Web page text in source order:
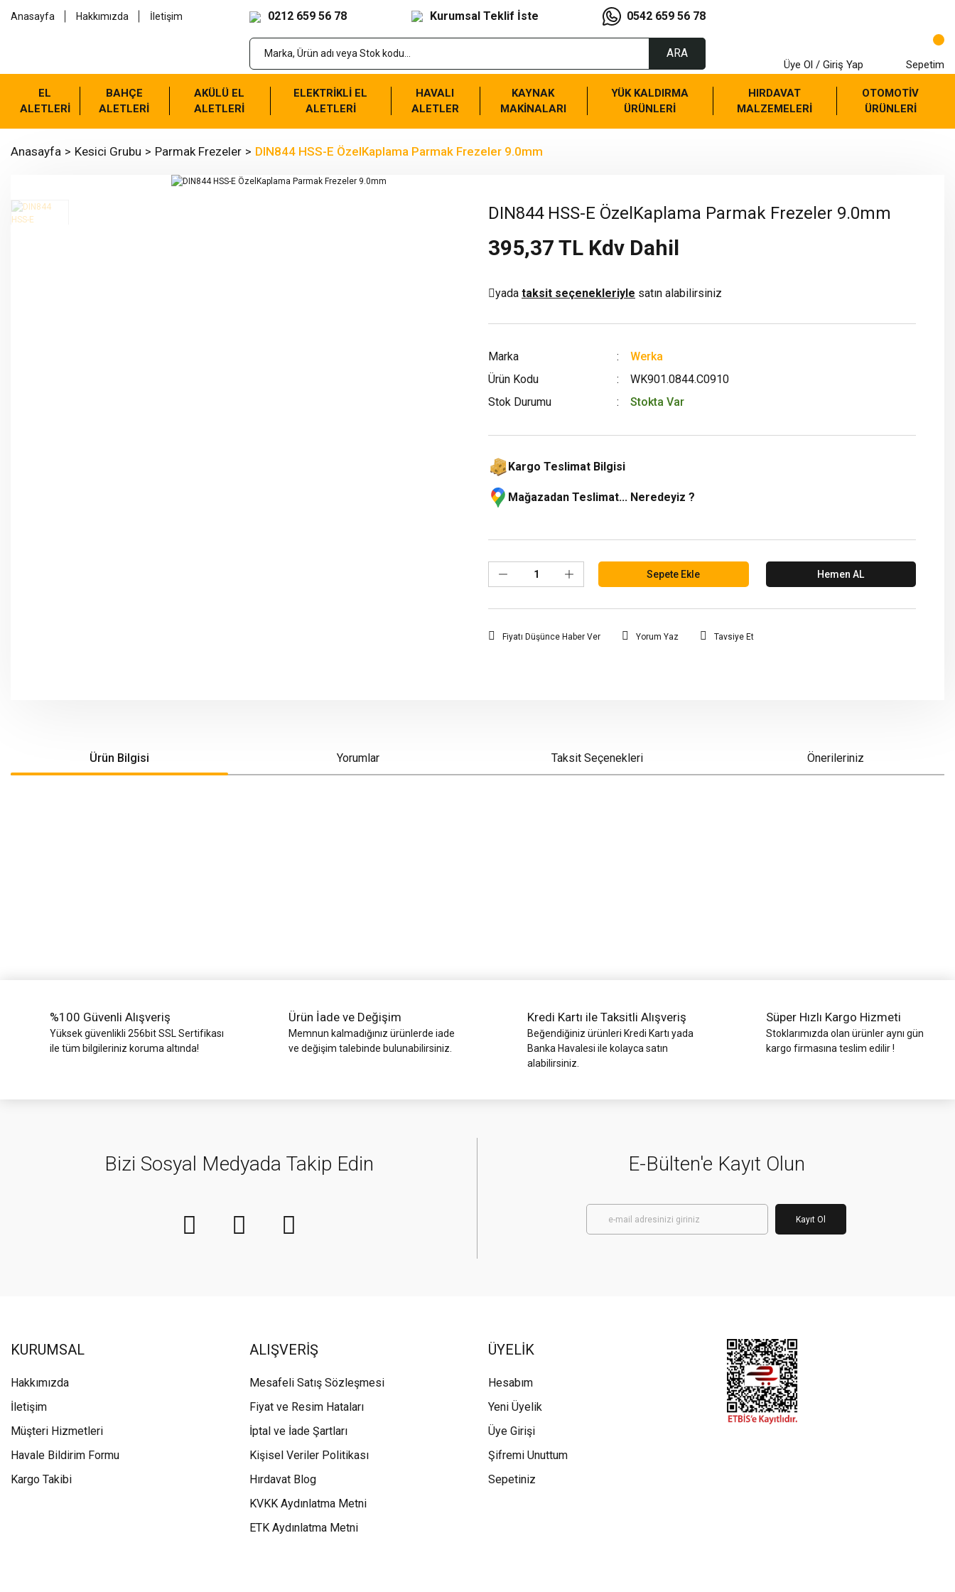
Anasayfa Hakkımızda İletişim 0212 659 56 78 Kurumsal Teklif İste 0542 659 56 78
ARA
Üye Ol / Giriş Yap Sepetim
EL
ALETLERİ
BAHÇE
ALETLERİ
AKÜLÜ EL
ALETLERİ
ELEKTRİKLİ EL
ALETLERİ
HAVALI
ALETLER
KAYNAK
MAKİNALARI
YÜK KALDIRMA
ÜRÜNLERİ
HIRDAVAT
MALZEMELERİ
OTOMOTİV
ÜRÜNLERİ
Anasayfa Kesici Grubu Parmak Frezeler DIN844 HSS-E ÖzelKaplama Parmak Frezeler 9.0mm
DIN844 HSS-E ÖzelKaplama Parmak Frezeler 9.0mm
395,37 TL Kdv Dahil
yada taksit seçenekleriyle satın alabilirsiniz
Marka
Werka
Ürün Kodu
WK901.0844.C0910
Stok Durumu
Stokta Var
Kargo Teslimat Bilgisi
Mağazadan Teslimat... Neredeyiz ?
Sepete Ekle Hemen AL
Fiyatı Düşünce Haber Ver Yorum Yaz Tavsiye Et
Ürün Bilgisi Yorumlar Taksit Seçenekleri Önerileriniz
%100 Güvenli Alışveriş
Yüksek güvenlikli 256bit SSL Sertifikası
ile tüm bilgileriniz koruma altında!
Ürün İade ve Değişim
Memnun kalmadığınız ürünlerde iade
ve değişim talebinde bulunabilirsiniz.
Kredi Kartı ile Taksitli Alışveriş
Beğendiğiniz ürünleri Kredi Kartı yada
Banka Havalesi ile kolayca satın
alabilirsiniz.
Süper Hızlı Kargo Hizmeti
Stoklarımızda olan ürünler aynı gün
kargo firmasına teslim edilir !
Bizi Sosyal Medyada Takip Edin E-Bülten'e Kayıt Olun
Kayıt Ol
KURUMSAL
Hakkımızda
İletişim
Müşteri Hizmetleri
Havale Bildirim Formu
Kargo Takibi
ALIŞVERİŞ
Mesafeli Satış Sözleşmesi
Fiyat ve Resim Hataları
İptal ve İade Şartları
Kişisel Veriler Politikası
Hırdavat Blog
KVKK Aydınlatma Metni
ETK Aydınlatma Metni
ÜYELİK
Hesabım
Yeni Üyelik
Üye Girişi
Şifremi Unuttum
Sepetiniz